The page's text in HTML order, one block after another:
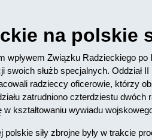
na polskie
wpływem Związku Radzieckiego po
służb specjalnych. Oddział II
radzieccy oficerowie, którzy
zatrudniono czterdziestu
w kształtowaniu wywiadu
siły zbrojne były w trakcie